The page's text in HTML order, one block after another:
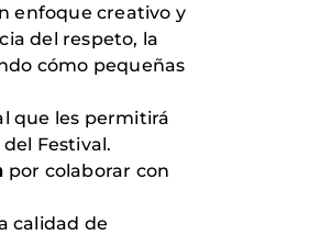
enfoque creativo y
del respeto, la
cómo pequeñas
que les permitirá
Festival.
por colaborar con
calidad de